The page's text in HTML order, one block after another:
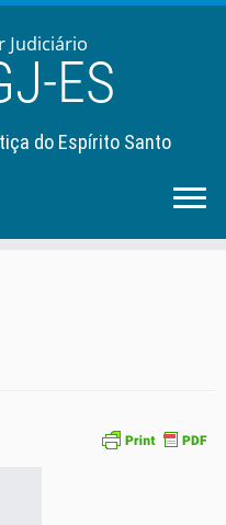
do Espírito Santo